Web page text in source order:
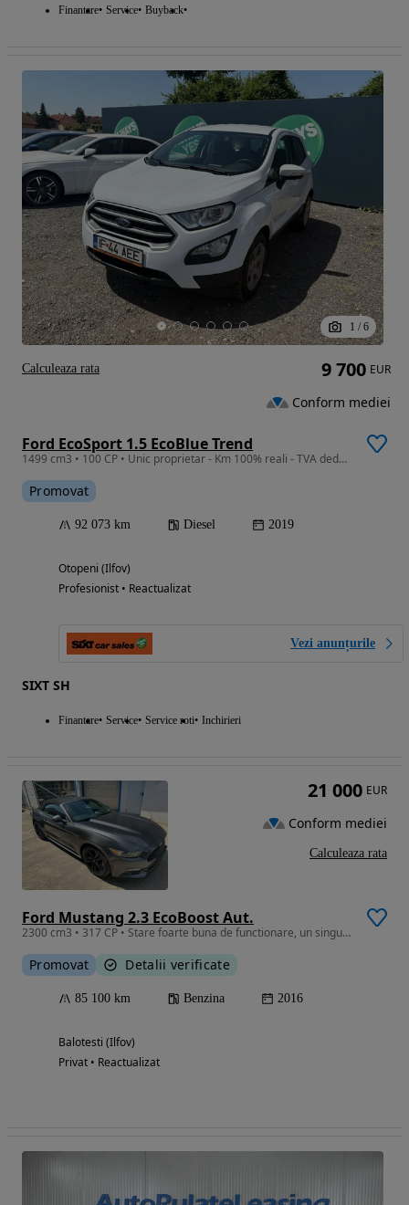
Finantare Service Buyback
1 / 6
Ford EcoSport 1.5 EcoBlue Trend
1499 cm3 • 100 CP • Unic proprietar - Km 100% reali - TVA deductibil
Promovat
92 073 km Diesel 2019
Otopeni (Ilfov)
Profesionist • Reactualizat
Vezi anunțurile
SIXT SH
Finantare Service Service roti Inchirieri
9 700 EUR
Conform mediei
Calculeaza rata
Ford Mustang 2.3 EcoBoost Aut.
2300 cm3 • 317 CP • Stare foarte buna de functionare, un singur proprietar.
Promovat Detalii verificate
85 100 km Benzina 2016
Balotesti (Ilfov)
Privat • Reactualizat
21 000 EUR
Conform mediei
Calculeaza rata